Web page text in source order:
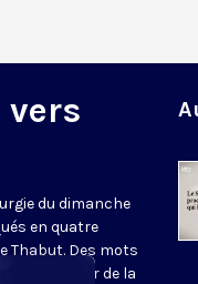
vers
du dimanche
en quatre
Thabut. Des mots
aller au cœur de la